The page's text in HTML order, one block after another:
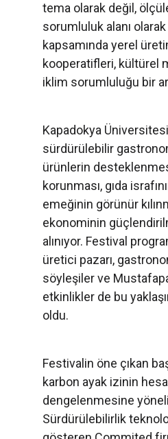
tema olarak değil,
sorumluluk alanı olarak
kapsamında yerel
kooperatifleri, kültürel
iklim sorumluluğu bir
Kapadokya
sürdürülebilir
ürünlerin
korunması, gıda
emeğinin görünür
ekonominin
alınıyor. Festival
üretici pazarı,
söyleşiler ve
etkinlikler de bu
oldu.
Festivalin öne çıkan
karbon ayak izinin
dengelenmesine
Sürdürülebilirlik